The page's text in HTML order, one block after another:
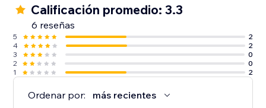
Calificación promedio: 3.3
6 reseñas
5
2
4
2
3
0
2
0
1
2
Ordenar por: más recientes